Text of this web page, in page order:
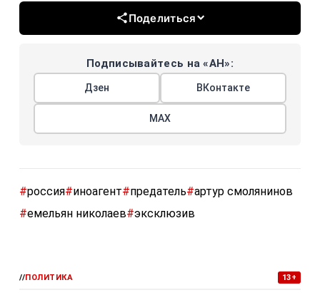
Поделиться
Подписывайтесь на «АН»:
Дзен ВКонтакте
МАХ
#россия#иноагент#предатель#артур смолянинов
#емельян николаев#эксклюзив
//ПОЛИТИКА 13+